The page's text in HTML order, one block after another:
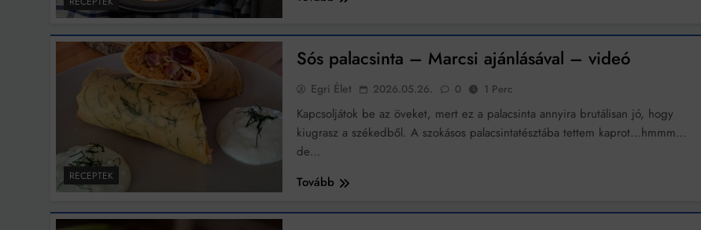
Karinthy Frigyes: a zseni, aki belenézett a saját koponyájába
Az öregség nem csak ránc?
RECEPTEK
Sós palacsinta – Marcsi ajánlásával – videó
Egri Élet 2026.05.26. 0 1 Perc
Kapcsoljátok be az öveket, mert ez a palacsinta annyira brutálisan jó, hogy
kiugrasz a székedből. A szokásos palacsintatésztába tettem kaprot…hmmm…
de…
Tovább